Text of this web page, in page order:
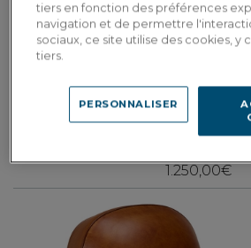
Havane
Sillón club de piel marrón claro
1.250,00€
tiers en fonction des préférences
navigation et de permettre
sociaux, ce site utilise des cookies, y
tiers.
PERSONNALISER